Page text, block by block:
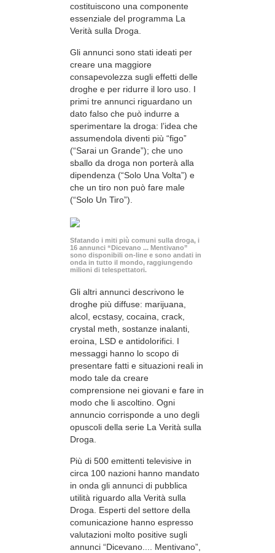
costituiscono una componente
essenziale del programma La
Verità sulla Droga.
Gli annunci sono stati ideati per
creare una maggiore
consapevolezza sugli effetti delle
droghe e per ridurre il loro uso. I
primi tre annunci riguardano un
dato falso che può indurre a
sperimentare la droga: l’idea che
assumendola diventi più “figo”
(“Sarai un Grande”); che uno
sballo da droga non porterà alla
dipendenza (“Solo Una Volta”) e
che un tiro non può fare male
(“Solo Un Tiro”).
Sfatando i miti più comuni sulla droga, i
16 annunci “Dicevano ... Mentivano”
sono disponibili on-line e sono andati in
onda in tutto il mondo, raggiungendo
milioni di telespettatori.
Gli altri annunci descrivono le
droghe più diffuse: marijuana,
alcol, ecstasy, cocaina, crack,
crystal meth, sostanze inalanti,
eroina, LSD e antidolorifici. I
messaggi hanno lo scopo di
presentare fatti e situazioni reali in
modo tale da creare
comprensione nei giovani e fare in
modo che li ascoltino. Ogni
annuncio corrisponde a uno degli
opuscoli della serie La Verità sulla
Droga.
Più di 500 emittenti televisive in
circa 100 nazioni hanno mandato
in onda gli annunci di pubblica
utilità riguardo alla Verità sulla
Droga. Esperti del settore della
comunicazione hanno espresso
valutazioni molto positive sugli
annunci “Dicevano.... Mentivano”,